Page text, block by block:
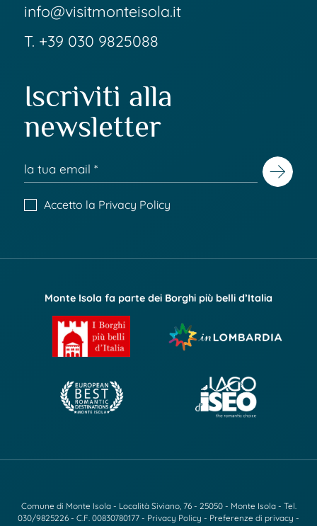
info@visitmonteisola.it
T. +39 030 9825088
Iscriviti alla
newsletter
Accetto la Privacy Policy
Monte Isola fa parte dei Borghi più belli d’Italia
Comune di Monte Isola - Località Siviano, 76 - 25050 - Monte Isola - Tel.
030/9825226 - C.F. 00830780177 - Privacy Policy - Preferenze di privacy -